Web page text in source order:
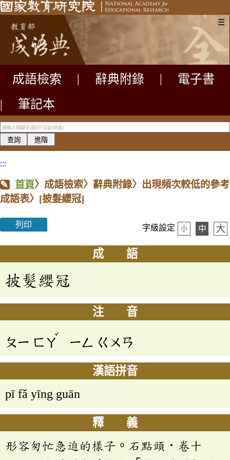
☰
成語檢索 辭典附錄
電子書
|
筆記本
:::
首頁〉成語檢索〉辭典附錄〉出現頻次較低的參考
成語表〉 [披髮纓冠]
列印 字級設定 小 中 大
成 語
披髮纓冠
注 音
ㄆㄧ ㄈㄚ
ˇ
ㄧㄥ ㄍㄨㄢ
漢語拼音
pī fǎ yīng guān
釋 義
形容匆忙急迫的樣子。石點頭．卷十